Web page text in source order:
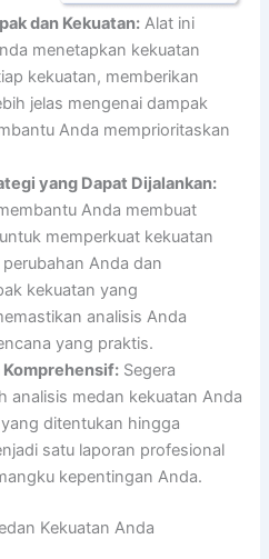
dan Kekuatan: Alat ini
menetapkan kekuatan
kekuatan, memberikan
jelas mengenai dampak
Anda memprioritaskan
yang Dapat Dijalankan:
Anda membuat
memperkuat kekuatan
Anda dan
kekuatan yang
analisis Anda
yang praktis.
Komprehensif: Segera
analisis medan kekuatan Anda
ditentukan hingga
satu laporan profesional
kepentingan Anda.
Kekuatan Anda